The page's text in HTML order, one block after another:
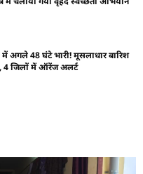
में अगले 48 घंटे भारी! मूसलाधार बारिश
4 जिलों में ऑरेंज अलर्ट